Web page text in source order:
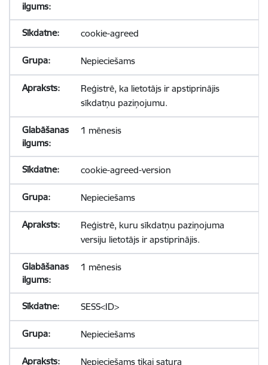
cookie-agreed
Nepieciešams
Reģistrē, ka lietotājs ir apstiprinājis
sīkdatņu paziņojumu.
1 mēnesis
cookie-agreed-version
Nepieciešams
Reģistrē, kuru sīkdatņu paziņojuma
versiju lietotājs ir apstiprinājis.
1 mēnesis
SESS<ID>
Nepieciešams
Nepieciešams tikai satura